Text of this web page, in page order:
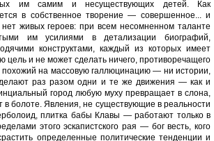
им самим и несуществующих детей. Как
в собственное творение — совершенное... и
живых героев: при всем несомненном таланте
им усилиями в детализации биографий,
конструктами, каждый из которых имеет
цель и не может сделать ничего, противоречащего
на массовую галлюцинацию — ни истории,
раз разом одни и те же движения — как и
город любую муху превращает в слона,
в болоте. Явления, не существующие в реальности
плитка бабы Клавы — работают только в
этого эскапистского рая — бог весть, кого
определенные политические тенденции и